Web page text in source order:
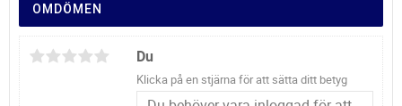
OMDÖMEN
Du
Klicka på en stjärna för att sätta ditt betyg